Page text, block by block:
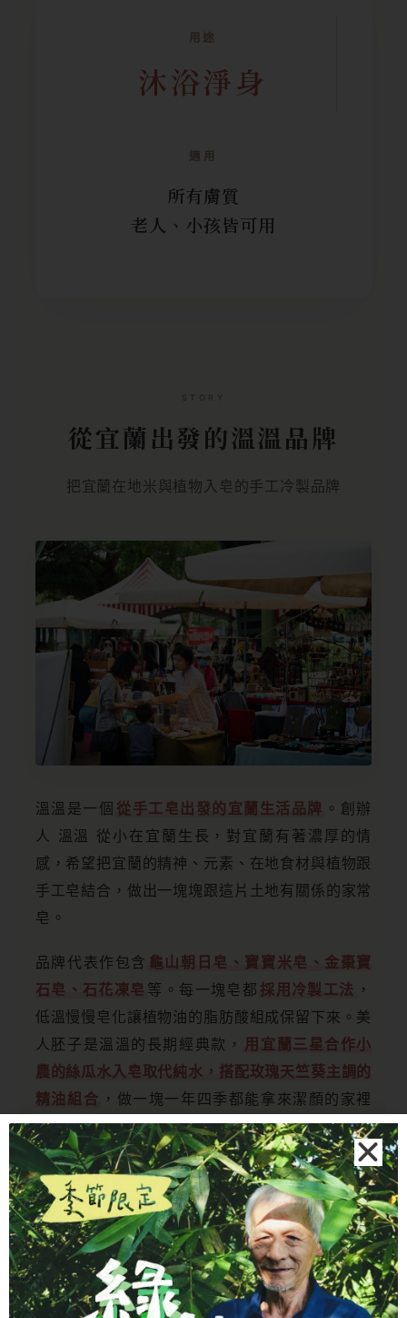
用途
沐浴淨身
適用
所有膚質
老人、小孩皆可用
STORY
從宜蘭出發的溫溫品牌
把宜蘭在地米與植物入皂的手工冷製品牌
溫溫是一個 從手工皂出發的宜蘭生活品牌 。創辦
人 溫溫 從小在宜蘭生長，對宜蘭有著濃厚的情
感，希望把宜蘭的精神、元素、在地食材與植物跟
手工皂結合，做出一塊塊跟這片土地有關係的家常
皂。
品牌代表作包含 龜山朝日皂、寶寶米皂、金棗寶
石皂、石花凍皂 等。每一塊皂都 採用冷製工法 ，
低溫慢慢皂化讓植物油的脂肪酸組成保留下來。美
人胚子是溫溫的長期經典款，
用宜蘭三星合作小
農的絲瓜水入皂取代純水，搭配玫瑰天竺葵主調的
精油組合 ，做一塊一年四季都能拿來潔顏的家裡
常備皂。
愛自己、愛家人、愛地球，把日常的清潔工作回歸
到最簡單原始的狀態。